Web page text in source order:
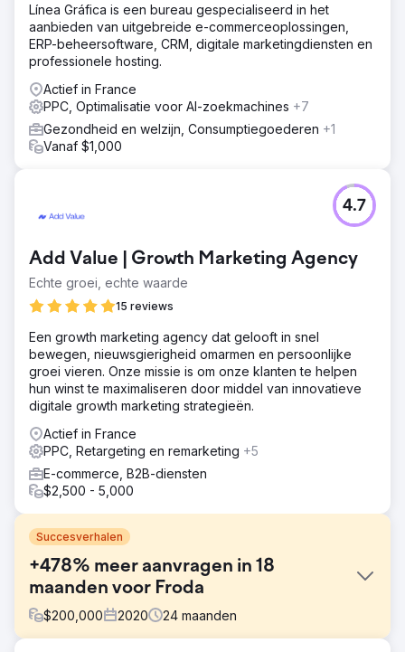
Línea Gráfica is een bureau gespecialiseerd in het
aanbieden van uitgebreide e-commerceoplossingen,
ERP-beheersoftware, CRM, digitale marketingdiensten en
professionele hosting.
Actief in France
PPC, Optimalisatie voor AI-zoekmachines +7
Gezondheid en welzijn, Consumptiegoederen +1
Vanaf $1,000
Add Value | Growth Marketing Agency
Echte groei, echte waarde
15 reviews
4.7
Een growth marketing agency dat gelooft in snel
bewegen, nieuwsgierigheid omarmen en persoonlijke
groei vieren. Onze missie is om onze klanten te helpen
hun winst te maximaliseren door middel van innovatieve
digitale growth marketing strategieën.
Actief in France
PPC, Retargeting en remarketing +5
E-commerce, B2B-diensten
$2,500 - 5,000
Succesverhalen
+478% meer aanvragen in 18
maanden voor Froda
$200,000 2020 24 maanden